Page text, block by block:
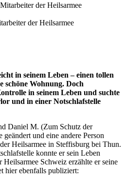
der Heilsarmee
in seinem Leben – einen tollen
schöne Wohnung. Doch
in seinem Leben und suchte
und in einer Notschlafstelle
Daniel M. (Zum Schutz der
und eine andere Person
Heilsarmee in Steffisburg bei Thun.
konnte er sein Leben
Schweiz erzählte er seine
hier ebenfalls publiziert: